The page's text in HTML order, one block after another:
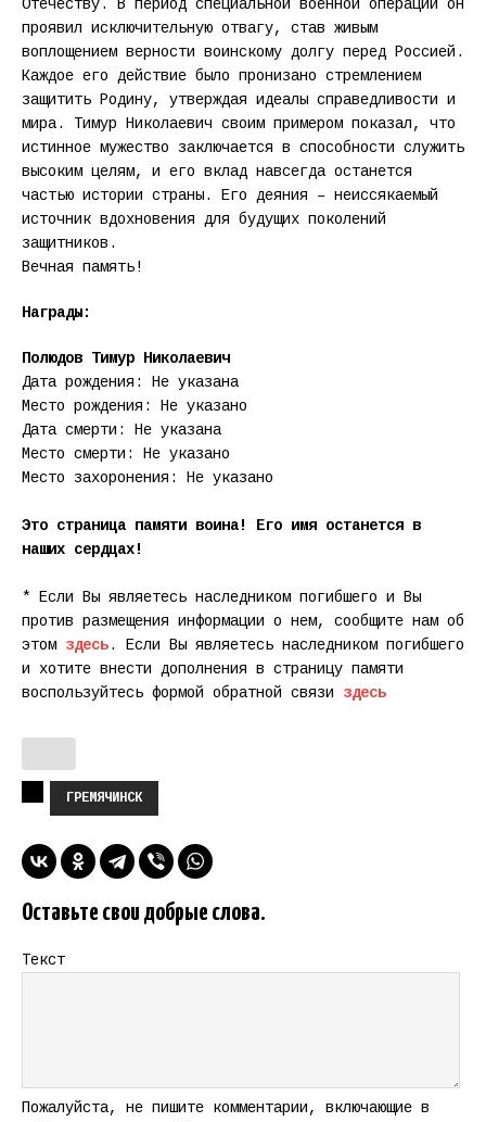
Отечеству. В период специальной военной операции он
проявил исключительную отвагу, став живым
воплощением верности воинскому долгу перед Россией.
Каждое его действие было пронизано стремлением
защитить Родину, утверждая идеалы справедливости и
мира. Тимур Николаевич своим примером показал, что
истинное мужество заключается в способности служить
высоким целям, и его вклад навсегда останется
частью истории страны. Его деяния – неиссякаемый
источник вдохновения для будущих поколений
защитников.
Вечная память!
Награды:
Полюдов Тимур Николаевич
Дата рождения: Не указана
Место рождения: Не указано
Дата смерти: Не указана
Место смерти: Не указано
Место захоронения: Не указано
Это страница памяти воина! Его имя останется в
наших сердцах!
* Если Вы являетесь наследником погибшего и Вы
против размещения информации о нем, сообщите нам об
этом здесь. Если Вы являетесь наследником погибшего
и хотите внести дополнения в страницу памяти
воспользуйтесь формой обратной связи здесь
ГРЕМЯЧИНСК
Оставьте свои добрые слова.
Текст
Пожалуйста, не пишите комментарии, включающие в